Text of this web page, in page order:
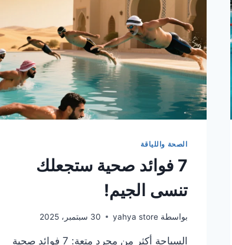
الصحة واللياقة
7 فوائد صحية ستجعلك
تنسى الجيم!
بواسطة yahya store 30 سبتمبر، 2025
السباحة أكثر من مجرد متعة: 7 فوائد صحية